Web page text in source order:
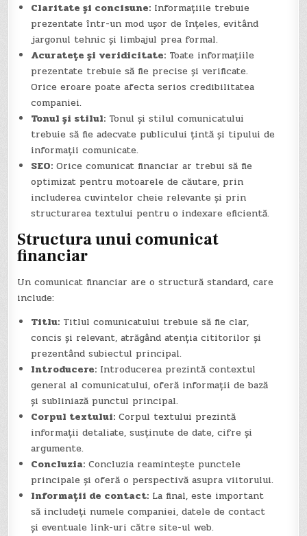
Claritate și concisune: Informațiile trebuie
prezentate într-un mod ușor de înțeles, evitând
jargonul tehnic și limbajul prea formal.
Acuratețe și veridicitate: Toate informațiile
prezentate trebuie să fie precise și verificate.
Orice eroare poate afecta serios credibilitatea
companiei.
Tonul și stilul: Tonul și stilul comunicatului
trebuie să fie adecvate publicului țintă și tipului de
informații comunicate.
SEO: Orice comunicat financiar ar trebui să fie
optimizat pentru motoarele de căutare, prin
includerea cuvintelor cheie relevante și prin
structurarea textului pentru o indexare eficientă.
Structura unui comunicat
financiar
Un comunicat financiar are o structură standard, care
include:
Titlu: Titlul comunicatului trebuie să fie clar,
concis și relevant, atrăgând atenția cititorilor și
prezentând subiectul principal.
Introducere: Introducerea prezintă contextul
general al comunicatului, oferă informații de bază
și subliniază punctul principal.
Corpul textului: Corpul textului prezintă
informații detaliate, susținute de date, cifre și
argumente.
Concluzia: Concluzia reamintește punctele
principale și oferă o perspectivă asupra viitorului.
Informații de contact: La final, este important
să includeți numele companiei, datele de contact
și eventuale link-uri către site-ul web.